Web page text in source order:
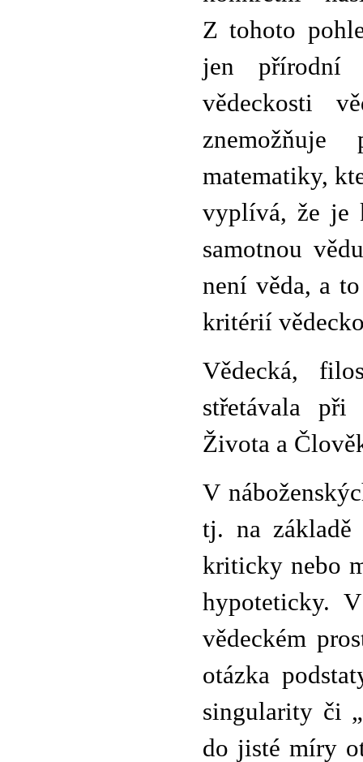
Z tohoto
jen přírodní
vědeckosti
matematiky,
vyplívá, že je
samotnou
není věda, a
kritérií
Vědecká,
střetávala
Života a
V
tj. na základě
kriticky nebo
hypoteticky.
vědeckém
otázka
singularity či
do jisté míry